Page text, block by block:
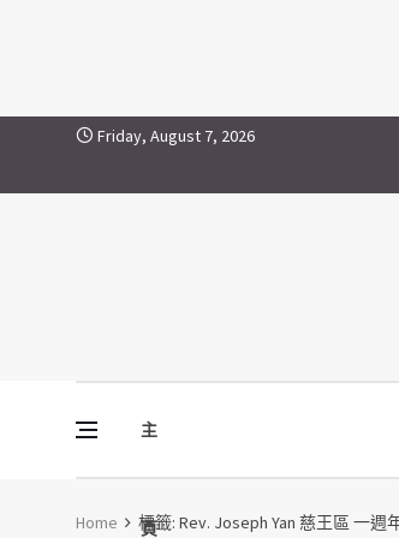
Skip to content
Rev. Joseph Yan 慈王
Friday, August 7, 2026
主
頁
Vine Media
葡萄樹傳媒
Home 標籤: Rev. Joseph Yan 慈王區 一週